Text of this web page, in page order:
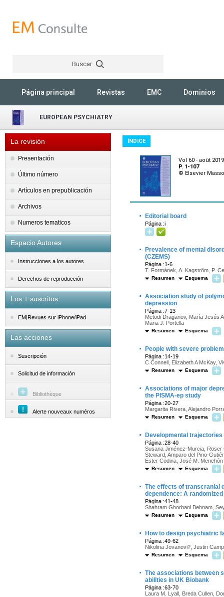
Buscar
Página principal Revistas EMC Dominios
EUROPEAN PSYCHIATRY
La revisión
Presentación
Último número
Artículos en prepublicación
Archivos
Numeros tematicos
Espacio Autores
Instrucciones a los autores
Derechos de reproducción
Los + suscritos
EM|Revues sur iPhone/iPad
Las acciones
Suscripción
Solicitud de información
Bibliothèque
Alerte nouveaux numéros
ÍNDICE
Vol 60 - août 2019
P. 1-107
© Elsevier
· Editorial board
Página :i
·
Prevalence of mental
(CZEMS)
Página :1-6
T. Formánek, A. Kagström, P.
Resumen Esquema
· Association study of
depression
Página :7-13
Metodi Draganov, María Jesús
Maria J. Portella
Resumen Esquema
· People with severe
Página :14-19
C Connell, Elizabeth A McKay,
Resumen Esquema
· Associations of major
the PISMA-ep study
Página :20-27
Margarita Rivera, Alejandro
Resumen Esquema
· Developmental
Página :28-40
Susana Jiménez-Murcia,
Steward, Amparo del Pino-
Ester Codina, José M. Menchón
Resumen Esquema
· The effects of transcranial
dependence: A
Página :41-48
Shahram Ghorbani Behnam,
Resumen Esquema
· How to design psychiatric
Página :49-62
Nikolina Jovanovi?, Justin
Resumen Esquema
· The associations between
abilities in UK Biobank
Página :63-70
Laura M. Lyall, Breda Cullen,